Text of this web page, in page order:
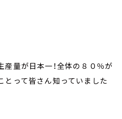
量が日本一！全体の８０％が
とって皆さん知っていました